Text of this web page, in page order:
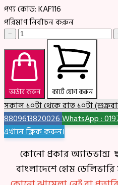
পণ্য কোড:KAF116
পরিমাণ নির্বাচন করুন
−
অর্ডার করুন কার্টে যোগ করুন
সকাল ১০টা থেকে রাত ১০টা
8809613820026WhatsApp :
এখানে ক্লিক করুন।
কোনো প্রকার অ্যাডভান্স
বাংলাদেশে হোম ডেলিভারি